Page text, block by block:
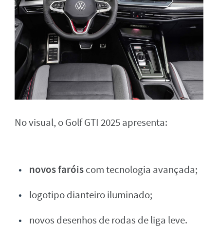
No visual, o Golf GTI 2025 apresenta:
novos faróiscom tecnologia avançada;
logotipo dianteiro iluminado;
novos desenhos de rodas de liga leve.